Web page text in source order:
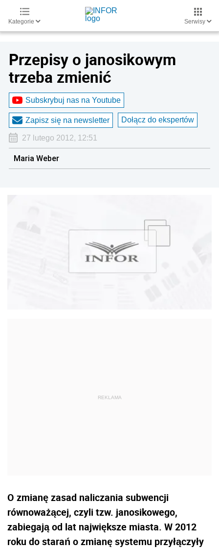
Kategorie Serwisy
Przepisy o janosikowym
trzeba zmienić
Subskrybuj nas na Youtube
Zapisz się na newsletter Dołącz do ekspertów
27 lutego 2012, 12:51
Maria Weber
O zmianę zasad naliczania subwencji
równoważącej, czyli tzw. janosikowego,
zabiegają od lat największe miasta. W 2012
roku do starań o zmianę systemu przyłączyły